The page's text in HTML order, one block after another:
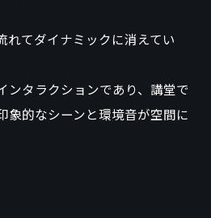
れてダイナミックに消えてい
ンタラクションであり、講堂で
象的なシーンと環境音が空間に